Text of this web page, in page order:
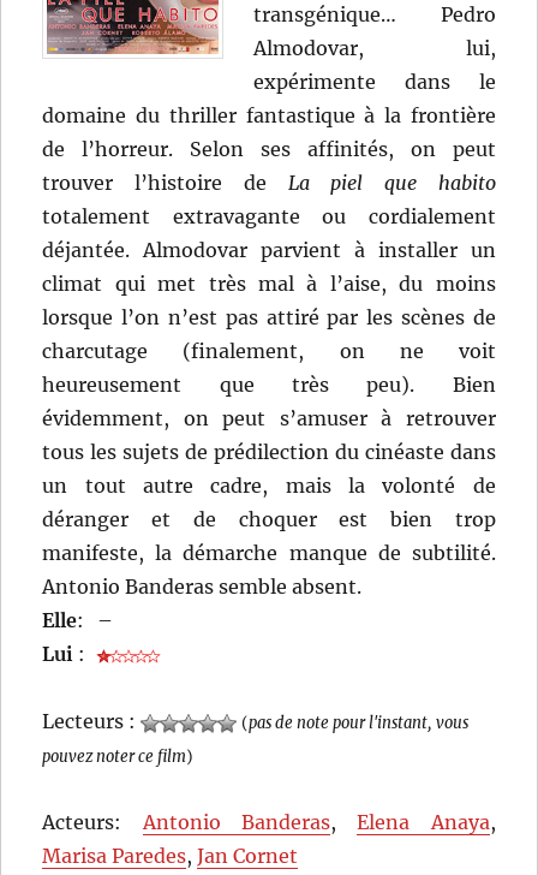
transgénique… Pedro
Almodovar, lui,
expérimente dans le
domaine du thriller fantastique à la frontière
de l’horreur. Selon ses affinités, on peut
trouver l’histoire de La piel que habito
totalement extravagante ou cordialement
déjantée. Almodovar parvient à installer un
climat qui met très mal à l’aise, du moins
lorsque l’on n’est pas attiré par les scènes de
charcutage (finalement, on ne voit
heureusement que très peu). Bien
évidemment, on peut s’amuser à retrouver
tous les sujets de prédilection du cinéaste dans
un tout autre cadre, mais la volonté de
déranger et de choquer est bien trop
manifeste, la démarche manque de subtilité.
Antonio Banderas semble absent.
Elle:
–
Lui :
Lecteurs : (pas de note pour l'instant, vous
pouvez noter ce film)
Acteurs: Antonio Banderas,Elena Anaya,
Marisa Paredes,Jan Cornet